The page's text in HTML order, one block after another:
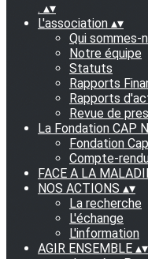
. ▴▾
L'association ▴▾
Qui sommes-
Notre équipe
Statuts
Rapports
Rapports
Revue de
La Fondation CAP
Fondation
Compte-
FACE A LA
NOS ACTIONS ▴▾
La recherche
L'échange
L'information
AGIR ENSEMBLE ▴▾